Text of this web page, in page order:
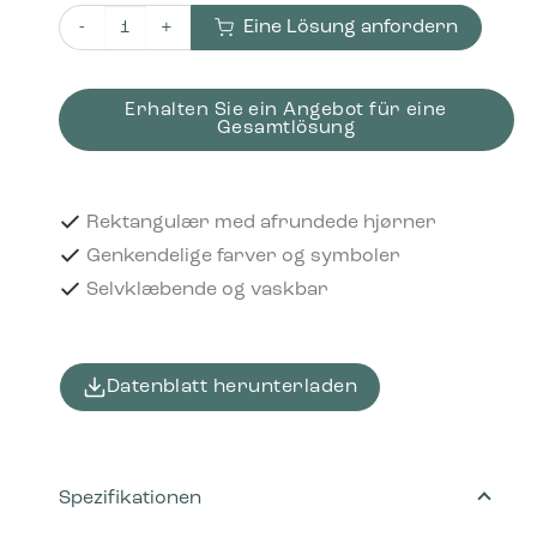
Piktogram Residual waste 16x3 cm Selvklæbende Sort
Eine Lösung anfordern
Erhalten Sie ein Angebot für eine
Gesamtlösung
Rektangulær med afrundede hjørner
Genkendelige farver og symboler
Selvklæbende og vaskbar
Datenblatt herunterladen
Spezifikationen